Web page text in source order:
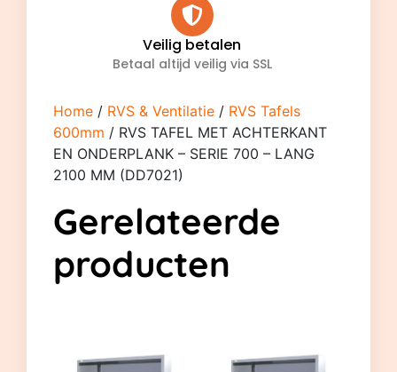
Veilig betalen
Betaal altijd veilig via SSL
Home / RVS & Ventilatie / RVS Tafels
600mm / RVS TAFEL MET ACHTERKANT
EN ONDERPLANK – SERIE 700 – LANG
2100 MM (DD7021)
Gerelateerde
producten